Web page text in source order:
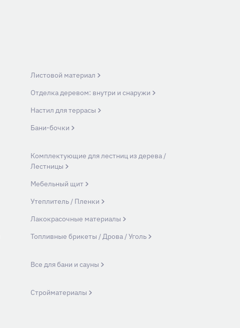
Листовой материал
Отделка деревом: внутри и снаружи
Настил для террасы
Бани-бочки
Комплектующие для лестниц из дерева /
Лестницы
Мебельный щит
Утеплитель / Пленки
Лакокрасочные материалы
Топливные брикеты / Дрова / Уголь
Все для бани и сауны
Стройматериалы